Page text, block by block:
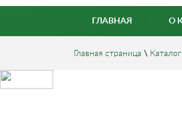
ГЛАВНАЯ О
Главная страница \ Каталог